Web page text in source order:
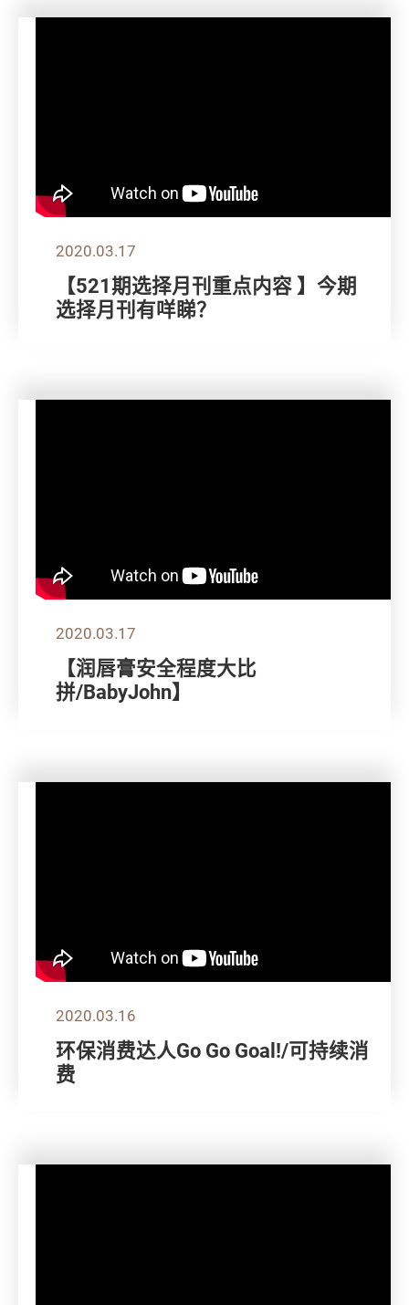
2020.03.17
【521期选择月刊重点内容 】今期
选择月刊有咩睇？
2020.03.17
【润唇膏安全程度大比
拼/BabyJohn】
2020.03.16
环保消费达人Go Go Goal!/可持续消
费